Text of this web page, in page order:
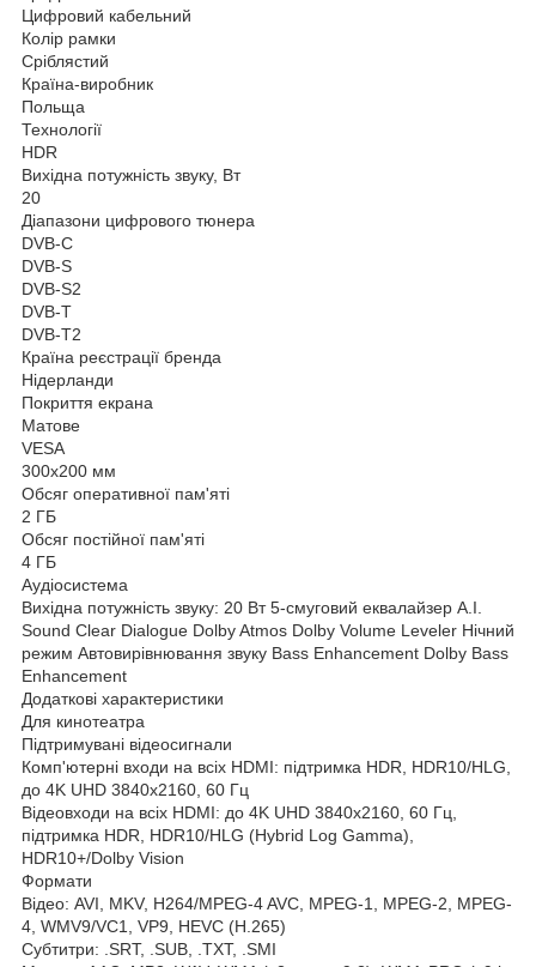
Цифровий кабельний
Колір рамки
Сріблястий
Країна-виробник
Польща
Технології
HDR
Вихідна потужність звуку, Вт
20
Діапазони цифрового тюнера
DVB-C
DVB-S
DVB-S2
DVB-T
DVB-T2
Країна реєстрації бренда
Нідерланди
Покриття екрана
Матове
VESA
300x200 мм
Обсяг оперативної пам'яті
2 ГБ
Обсяг постійної пам'яті
4 ГБ
Аудіосистема
Вихідна потужність звуку: 20 Вт 5-смуговий еквалайзер A.I.
Sound Clear Dialogue Dolby Atmos Dolby Volume Leveler Нічний
режим Автовирівнювання звуку Bass Enhancement Dolby Bass
Enhancement
Додаткові характеристики
Для кинотеатра
Підтримувані відеосигнали
Комп'ютерні входи на всіх HDMI: підтримка HDR, HDR10/HLG,
до 4K UHD 3840x2160, 60 Гц
Відеовходи на всіх HDMI: до 4K UHD 3840x2160, 60 Гц,
підтримка HDR, HDR10/HLG (Hybrid Log Gamma),
HDR10+/Dolby Vision
Формати
Відео: AVI, MKV, H264/MPEG-4 AVC, MPEG-1, MPEG-2, MPEG-
4, WMV9/VC1, VP9, HEVC (H.265)
Субтитри: .SRT, .SUB, .TXT, .SMI